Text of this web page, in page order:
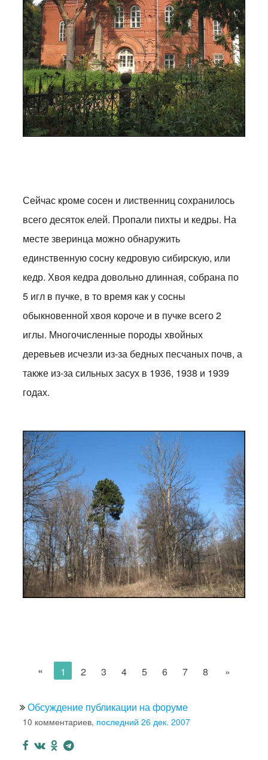
Сейчас кроме сосен и лиственниц сохранилось
всего десяток елей. Пропали пихты и кедры. На
месте зверинца можно обнаружить
единственную сосну кедровую сибирскую, или
кедр. Хвоя кедра довольно длинная, собрана по
5 игл в пучке, в то время как у сосны
обыкновенной хвоя короче и в пучке всего 2
иглы. Многочисленные породы хвойных
деревьев исчезли из-за бедных песчаных почв, а
также из-за сильных засух в 1936, 1938 и 1939
годах.
« 1 2 3 4 5 6 7 8 »
Обсуждение публикации на форуме
10 комментариев, последний 26 дек. 2007